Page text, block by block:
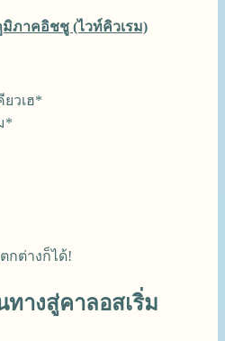
ภาคอิชชู (ไวท์คิวเรม)
วเฮ*
*
กต่างก็ได้!
ทางสู่คาลอสเริ่ม